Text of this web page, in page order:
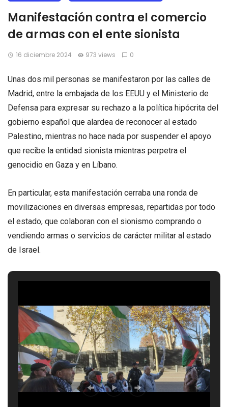
Manifestación contra el comercio
de armas con el ente sionista
16 diciembre 2024 973 views 0
Unas dos mil personas se manifestaron por las calles de
Madrid, entre la embajada de los EEUU y el Ministerio de
Defensa para expresar su rechazo a la política hipócrita del
gobierno español que alardea de reconocer al estado
Palestino, mientras no hace nada por suspender el apoyo
que recibe la entidad sionista mientras perpetra el
genocidio en Gaza y en Líbano.
En particular, esta manifestación cerraba una ronda de
movilizaciones en diversas empresas, repartidas por todo
el estado, que colaboran con el sionismo comprando o
vendiendo armas o servicios de carácter militar al estado
de Israel.